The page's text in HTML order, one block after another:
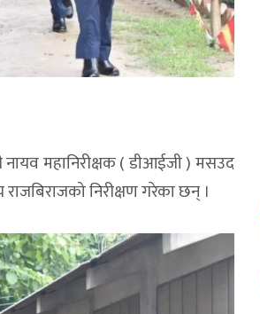
नायव महानिरीक्षक ( डीआईजी ) मसउद
निरीक्षण गरेका छन् ।